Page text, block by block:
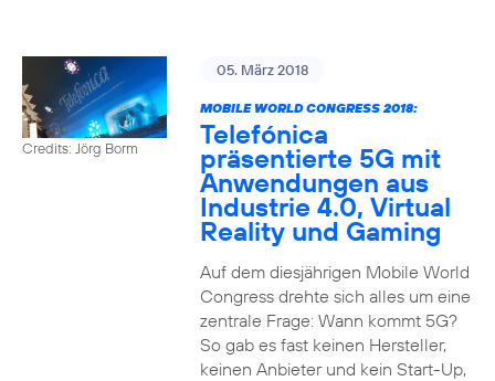
Credits: Jörg Borm
05. März 2018
MOBILE WORLD CONGRESS 2018:
Telefónica
präsentierte 5G mit
Anwendungen aus
Industrie 4.0, Virtual
Reality und Gaming
Auf dem diesjährigen Mobile World
Congress drehte sich alles um eine
zentrale Frage: Wann kommt 5G?
So gab es fast keinen Hersteller,
keinen Anbieter und kein Start-Up,